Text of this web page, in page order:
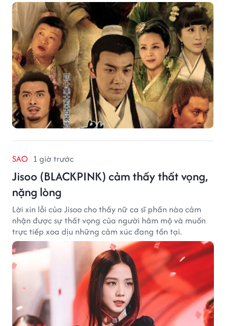
SAO 1 giờ trước
Jisoo (BLACKPINK) cảm thấy thất vọng,
nặng lòng
Lời xin lỗi của Jisoo cho thấy nữ ca sĩ phần nào cảm
nhận được sự thất vọng của người hâm mộ và muốn
trực tiếp xoa dịu những cảm xúc đang tồn tại.